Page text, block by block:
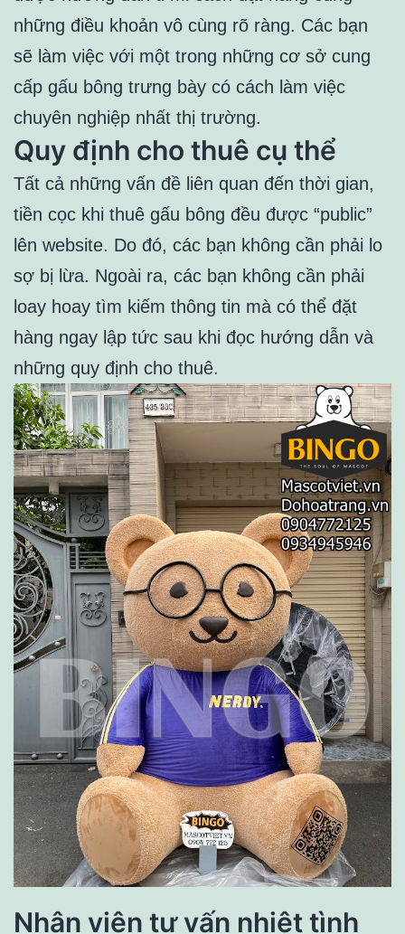
những điều khoản vô cùng rõ ràng. Các bạn
sẽ làm việc với một trong những cơ sở cung
cấp gấu bông trưng bày có cách làm việc
chuyên nghiệp nhất thị trường.
Quy định cho thuê cụ thể
Tất cả những vấn đề liên quan đến thời gian,
tiền cọc khi thuê gấu bông đều được “public”
lên website. Do đó, các bạn không cần phải lo
sợ bị lừa. Ngoài ra, các bạn không cần phải
loay hoay tìm kiếm thông tin mà có thể đặt
hàng ngay lập tức sau khi đọc hướng dẫn và
những quy định cho thuê.
Nhân viên tư vấn nhiệt tình